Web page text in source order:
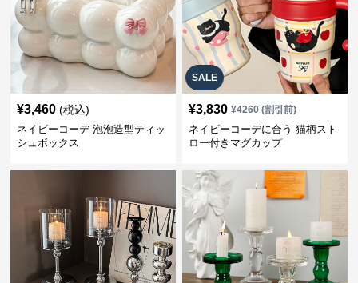
¥3,460 (税込)
ネイビーコーデ 泡泡造型ティッ
シュボックス
SALE
¥3,830 ¥4260(割引前)
ネイビーコーデに合う 猫柄スト
ロー付きマグカップ